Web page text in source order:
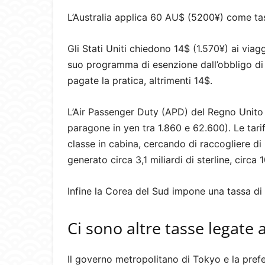
L’Australia applica 60 AU$ (5200¥) come
Gli Stati Uniti chiedono 14$ (1.570¥) ai
suo programma di esenzione dall’obbligo
pagate la pratica, altrimenti 14$.
L’Air Passenger Duty (APD) del Regno
paragone in yen tra 1.860 e 62.600). Le
classe in cabina, cercando di raccogliere
generato circa 3,1 miliardi di sterline, circa
Infine la Corea del Sud impone una tassa
Ci sono altre tasse legate
Il governo metropolitano di Tokyo e la